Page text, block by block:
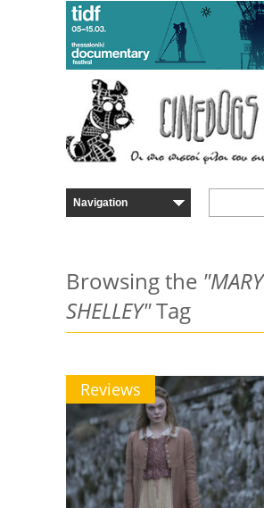
Browsing the "MARY
SHELLEY"Tag
Reviews